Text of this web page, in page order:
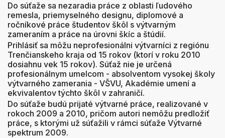
Do súťaže sa nezaradia práce z oblasti ľudového
remesla, priemyselného designu, diplomové a
ročníkové práce študentov škôl s výtvarným
zameraním a práce na úrovni škíc a štúdií.
Prihlásiť sa môžu neprofesionálni výtvarníci z regiónu
Trenčianskeho kraja od 15 rokov (ktorí v roku 2010
dosiahnu vek 15 rokov). Súťaž nie je určená
profesionálnym umelcom - absolventom vysokej školy
výtvarného zamerania - VŠVU, Akadémie umení a
ekvivalentov týchto škôl v zahraničí.
Do súťaže budú prijaté výtvarné práce, realizované v
rokoch 2009 a 2010, pričom autori nemôžu predložiť
práce, s ktorými už súťažili v rámci súťaže Výtvarné
spektrum 2009.